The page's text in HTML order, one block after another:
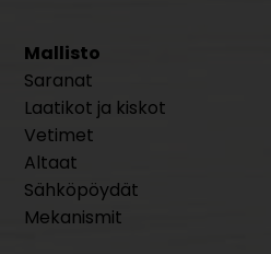
Mallisto
Saranat
Laatikot ja kiskot
Vetimet
Altaat
Sähköpöydät
Mekanismit